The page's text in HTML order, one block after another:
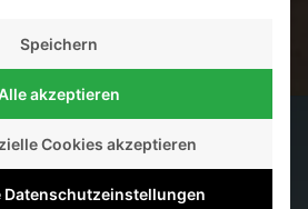
KONNTEN WIR DIESE
AN UNSEREN KUNDEN
Speichern
akzeptieren
Cookies akzeptieren
Datenschutzeinstellungen